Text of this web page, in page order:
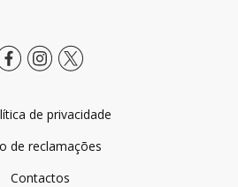
de privacidade
de reclamações
Contactos